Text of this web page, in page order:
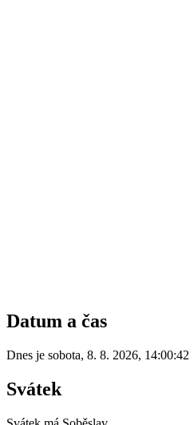
Datum a čas
Dnes je sobota, 8. 8. 2026, 14:00:42
Svátek